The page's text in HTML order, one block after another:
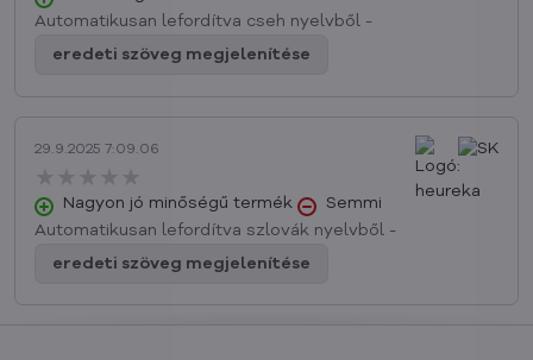
Automatikusan lefordítva cseh nyelvből -
eredeti szöveg megjelenítése
29.9.2025 7:09.06
Nagyon jó minőségű termék
Semmi
Automatikusan lefordítva szlovák nyelvből -
eredeti szöveg megjelenítése